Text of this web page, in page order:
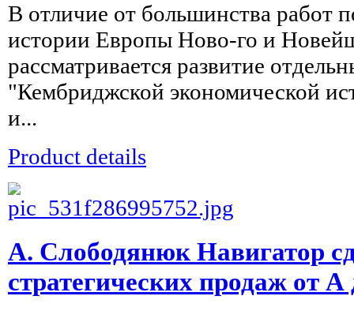
В отличие от большинства работ
истории Европы Ново-го и
рассматривается развитие
"Кембриджской экономической
и...
Product details
А. Слободянюк Навигатор
стратегических продаж от А